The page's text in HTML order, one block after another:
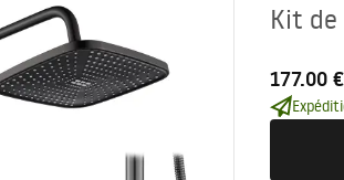
Kit de
177.00 €